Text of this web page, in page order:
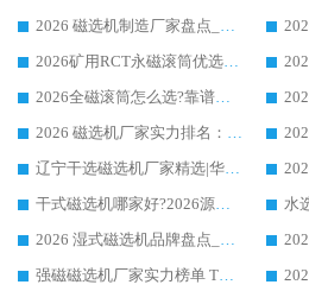
2026 磁选机制造厂家盘点_华体会手机网页版-华体会(中国) _综合实力剖析
2026矿用RCT永磁滚筒优选厂家_华体会手机网页版-华体会(中国) 领衔靠谱品牌盘点
2026全磁滚筒怎么选?靠谱厂家推荐，口碑之选华体会手机网页版-华体会(中国)
2026 磁选机厂家实力排名：技术与实力双轮驱动，华体会手机网页版-华体会(中国) 领跑
辽宁干选磁选机厂家精选|华体会手机网页版-华体会(中国) 硬核实力领跑行业标杆
干式磁选机哪家好?2026源头厂家推荐_华体会手机网页版-华体会(中国) 强磁磁选机生产厂家
2026 湿式磁选机品牌盘点_华体会手机网页版-华体会(中国) _内行认可的靠谱厂家
强磁磁选机厂家实力榜单 TOP3：华体会手机网页版-华体会(中国) 稳居前列